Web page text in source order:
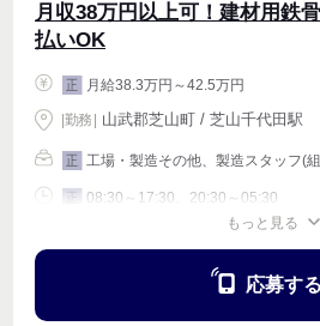
月収38万円以上可！建材用鉄
払いOK
正 月給38.3万円～42.5万円
|勤務 山武郡芝山町 / 芝山千代田駅
正 工場・製造その他、製造スタッフ(
正 08:30～17:30、20:30～05:30
もっと見る
応募する